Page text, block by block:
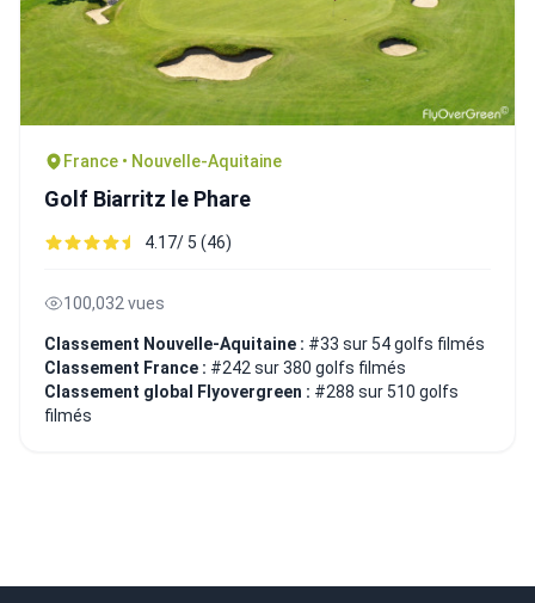
France • Nouvelle-Aquitaine
Golf Biarritz le Phare
4.17/ 5 (46)
100,032 vues
Classement Nouvelle-Aquitaine : #33 sur 54 golfs filmés
Classement France : #242 sur 380 golfs filmés
Classement global Flyovergreen : #288 sur 510 golfs
filmés